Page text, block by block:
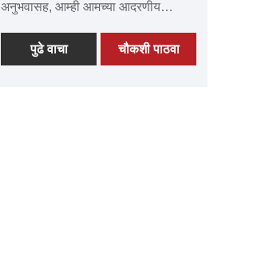
अनुभवासह, आम्ही आमच्या आदरणीय
करण्यासाठी वचनबद्ध आहोत. आमचे व्हिझर्स
त्यांच्या अपवादात्मक गुणवत्तेसाठी,
पुढे वाचा चौकशी पाठवा